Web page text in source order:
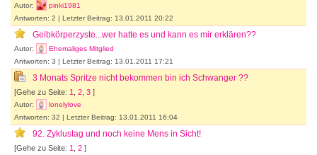
Autor:
pinki1981
Antworten: 2 | Letzter Beitrag: 13.01.2011 20:22
Gelbkörperzyste...wer hatte es und kann es mir erklären??
Autor:
Ehemaliges Mitglied
Antworten: 3 | Letzter Beitrag: 13.01.2011 17:21
3 Monats Spritze nicht bekommen bin ich Schwanger ??
[Gehe zu Seite: 1 2 3 ]
Autor:
lonelylove
Antworten: 32 | Letzter Beitrag: 13.01.2011 16:04
92. Zyklustag und noch keine Mens in Sicht!
[Gehe zu Seite: 1 2 ]